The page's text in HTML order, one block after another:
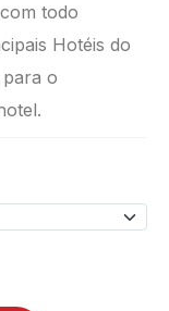
todo
Hotéis do
o